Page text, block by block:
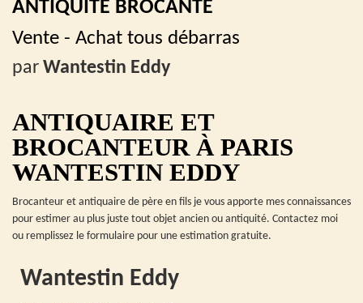
ANTIQUITÉ BROCANTE
Vente - Achat tous débarras
par Wantestin Eddy
ANTIQUAIRE ET
BROCANTEUR À PARIS
WANTESTIN EDDY
Brocanteur et antiquaire de père en fils je vous apporte mes connaissances
pour estimer au plus juste tout objet ancien ou antiquité. Contactez moi
ou remplissez le formulaire pour une estimation gratuite.
Wantestin Eddy